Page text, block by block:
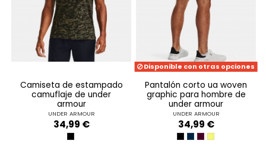
camiseta de estampado
camuflaje de under
armour
UNDER ARMOUR
34,99 €
BLACK--WHITE
Disponible con otras opciones
pantalón corto ua woven
graphic para hombre de
under armour
UNDER ARMOUR
34,99 €
BLACK-WHITE
ACADEMY-WHITE
DARK MAROON-
LIME YELLOW-